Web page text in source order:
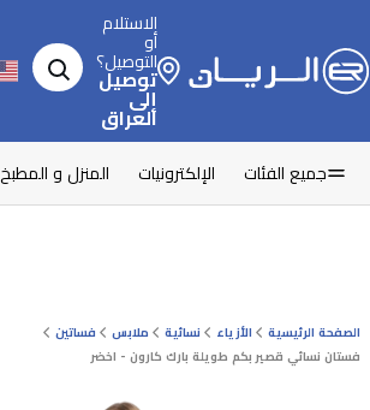
الاستلام
أو
التوصيل؟
توصيل
إلى
العراق
جميع الفئات الإلكترونيات المنزل و المطبخ
الصفحة الرئيسية الأزياء نسائية ملابس
فساتين
فستان نسائي قصير بكم طويلة بارك كارون - اخضر